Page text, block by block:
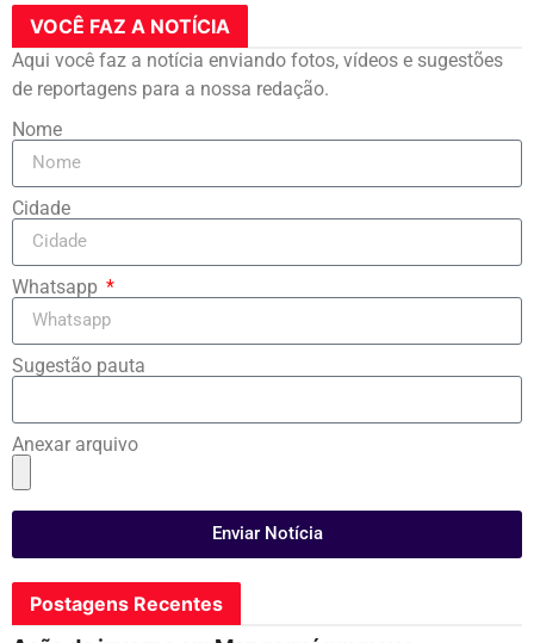
VOCÊ FAZ A NOTÍCIA
Aqui você faz a notícia enviando fotos, vídeos e sugestões
de reportagens para a nossa redação.
Nome
Cidade
Whatsapp
Sugestão pauta
Anexar arquivo
Enviar Notícia
Postagens Recentes